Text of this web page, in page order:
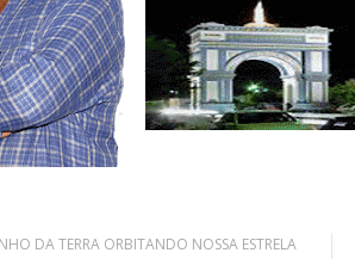
DA TERRA ORBITANDO NOSSA ESTRELA